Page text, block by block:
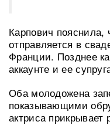
Карпович
отправляется в
Франции. Позднее
аккаунте и ее
Оба молодожена
показывающими
актриса прикрывает